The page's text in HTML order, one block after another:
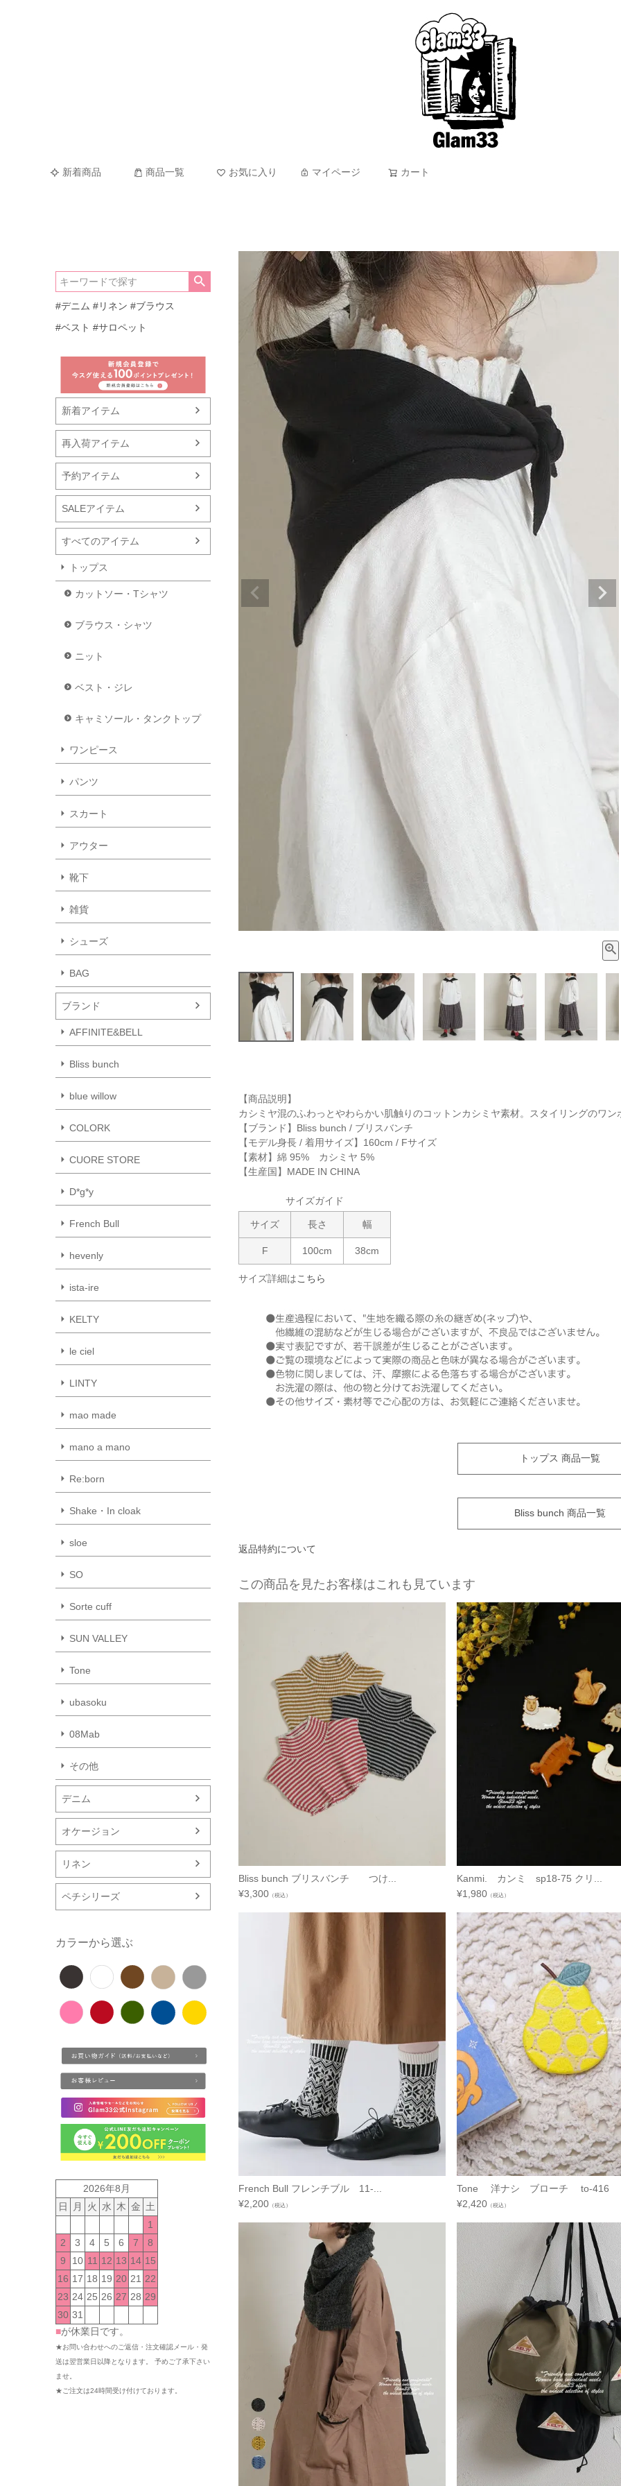
新着商品 商品一覧 お気に入り マイページ カート
#デニム #リネン #ブラウス
#ベスト #サロペット
新着アイテム
再入荷アイテム
予約アイテム
SALEアイテム
すべてのアイテム
トップス
カットソー・Tシャツ
ブラウス・シャツ
ニット
ベスト・ジレ
キャミソール・タンクトップ
ワンピース
パンツ
スカート
アウター
靴下
雑貨
シューズ
BAG
ブランド
AFFINITE&BELL
Bliss bunch
blue willow
COLORK
CUORE STORE
D*g*y
French Bull
hevenly
ista-ire
KELTY
le ciel
LINTY
mao made
mano a mano
Re:born
Shake・In cloak
sloe
SO
Sorte cuff
SUN VALLEY
Tone
ubasoku
08Mab
その他
デニム
オケージョン
リネン
ペチシリーズ
カラーから選ぶ
2026年8月
日
月 火 水 木 金 土
1
2
3 4 5 6 7
8
9
10 11 12 13 14 15
16 17 18 19 20 21 22
23 24 25 26 27 28 29
30 31
■が休業日です。
★お問い合わせへのご返信・注文確認メール・発
送は翌営業日以降となります。 予めご了承下さい
ませ。
★ご注文は24時間受け付けております。
【商品説明】
カシミヤ混のふわっとやわらかい肌触りのコットンカシミヤ素材。スタイリングのワン
【ブランド】Bliss bunch / ブリスバンチ
【モデル身長 / 着用サイズ】160cm / Fサイズ
【素材】綿 95% カシミヤ 5%
【生産国】MADE IN CHINA
サイズガイド
サイズ 長さ 幅
F 100cm 38cm
サイズ詳細はこちら
トップス 商品一覧
Bliss bunch 商品一覧
返品特約について
この商品を見たお客様はこれも見ています
Bliss bunch ブリスバンチ つけ...
¥3,300 （税込）
Kanmi. カンミ sp18-75 クリ...
¥1,980（税込）
French Bull フレンチブル 11-...
¥2,200 （税込）
Tone 洋ナシ ブローチ to-416
¥2,420（税込）